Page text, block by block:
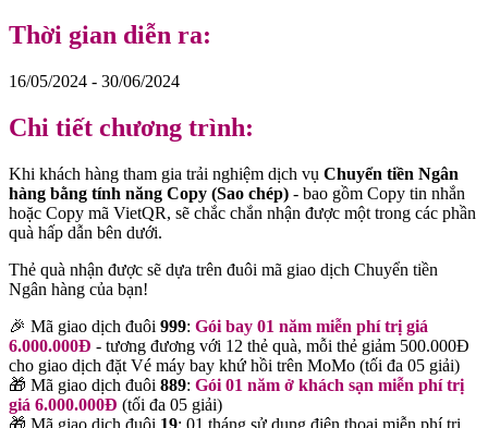
Thời gian diễn ra:
16/05/2024 - 30/06/2024
Chi tiết chương trình:
Khi khách hàng tham gia trải nghiệm dịch vụ Chuyển tiền Ngân
hàng bằng tính năng Copy (Sao chép) - bao gồm Copy tin nhắn
hoặc Copy mã VietQR, sẽ chắc chắn nhận được một trong các phần
quà hấp dẫn bên dưới.
Thẻ quà nhận được sẽ dựa trên đuôi mã giao dịch Chuyển tiền
Ngân hàng của bạn!
🎉 Mã giao dịch đuôi 999: Gói bay 01 năm miễn phí trị giá
6.000.000Đ - tương đương với 12 thẻ quà, mỗi thẻ giảm 500.000Đ
cho giao dịch đặt Vé máy bay khứ hồi trên MoMo (tối đa 05 giải)
🎁 Mã giao dịch đuôi 889: Gói 01 năm ở khách sạn miễn phí trị
giá 6.000.000Đ (tối đa 05 giải)
🎁 Mã giao dịch đuôi 19: 01 tháng sử dụng điện thoại miễn phí trị